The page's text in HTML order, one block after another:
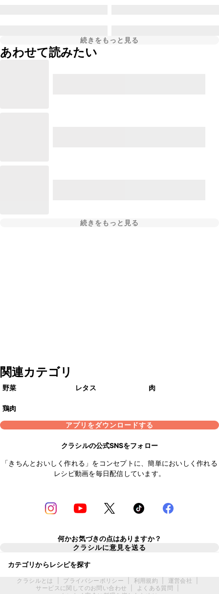
続きをもっと見る
あわせて読みたい
続きをもっと見る
関連カテゴリ
野菜 レタス 肉
鶏肉
アプリをダウンロードする
クラシルの公式SNSをフォロー
「きちんとおいしく作れる」をコンセプトに、簡単においしく作れる
レシピ動画を毎日配信しています。
何かお気づきの点はありますか？
クラシルに意見を送る
カテゴリからレシピを探す
クラシルとは プライバシーポリシー 利用規約 運営会社
サービスに関してのお問い合わせ
よくある質問